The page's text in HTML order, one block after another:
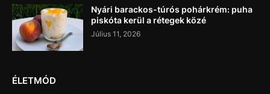
Nyári barackos-túrós pohárkrém: puha
piskóta kerül a rétegek közé
Július 11, 2026
ÉLETMÓD